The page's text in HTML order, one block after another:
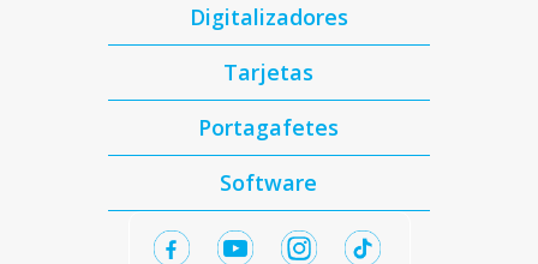
Digitalizadores
Tarjetas
Portagafetes
Software